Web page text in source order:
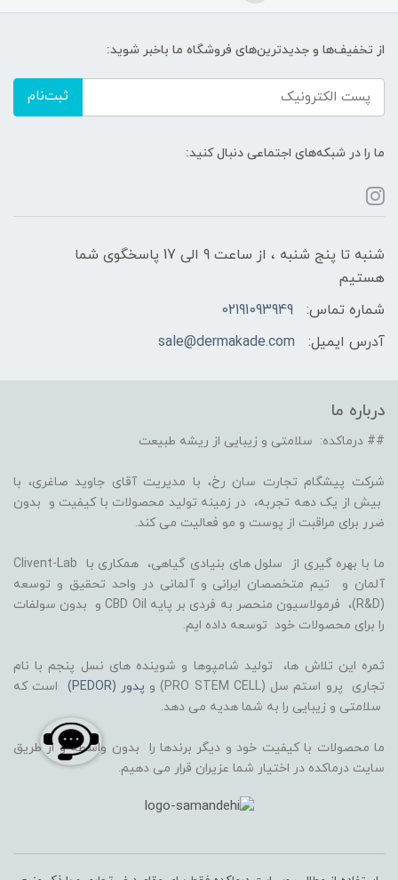
از تخفیف‌ها و جدیدترین‌های فروشگاه ما باخبر شوید:
ثبت‌نام
ما را در شبکه‌های اجتماعی دنبال کنید:
شنبه تا پنج شنبه ، از ساعت 9 الی 17 پاسخگوی شما
هستیم
شماره تماس:
02191093949
آدرس ایمیل:
sale@dermakade.com
درباره ما
## درماکده: سلامتی و زیبایی از ریشه طبیعت
شرکت پیشگام تجارت سان رخ، با مدیریت آقای جاوید صاغری، با
بیش از یک دهه تجربه، در زمینه تولید محصولات با کیفیت و بدون
ضرر برای مراقبت از پوست و مو فعالیت می کند.
ما با بهره گیری از سلول های بنیادی گیاهی، همکاری با Clivent-Lab
آلمان و تیم متخصصان ایرانی و آلمانی در واحد تحقیق و توسعه
(R&D)، فرمولاسیون منحصر به فردی بر پایه CBD Oil و بدون سولفات
را برای محصولات خود توسعه داده ایم.
ثمره این تلاش ها، تولید شامپوها و شوینده های نسل پنجم با نام
تجاری پرو استم سل (PRO STEM CELL) و
پدور (PEDOR)
است که
سلامتی و زیبایی را به شما هدیه می دهد.
ما محصولات با کیفیت خود و دیگر برندها را بدون واسطه و از طریق
سایت درماکده در اختیار شما عزیران قرار می دهیم.